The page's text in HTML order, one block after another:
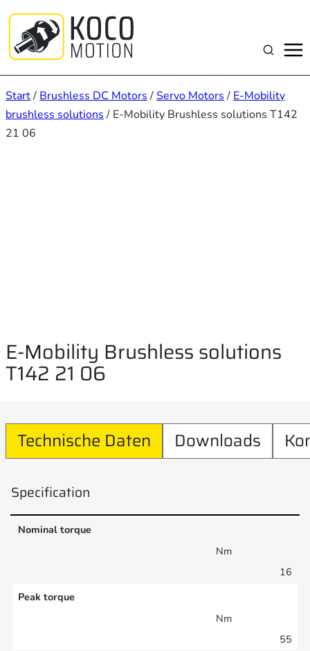
Inhalt
springen
Suchen
Start/ Brushless DC Motors /Servo Motors / E-Mobility
brushless solutions / E-Mobility Brushless solutions T142
21 06
E-Mobility Brushless solutions
T142 21 06
Technische Daten Downloads
Specification
Nominal torque
Nm
16
Peak torque
Nm
55